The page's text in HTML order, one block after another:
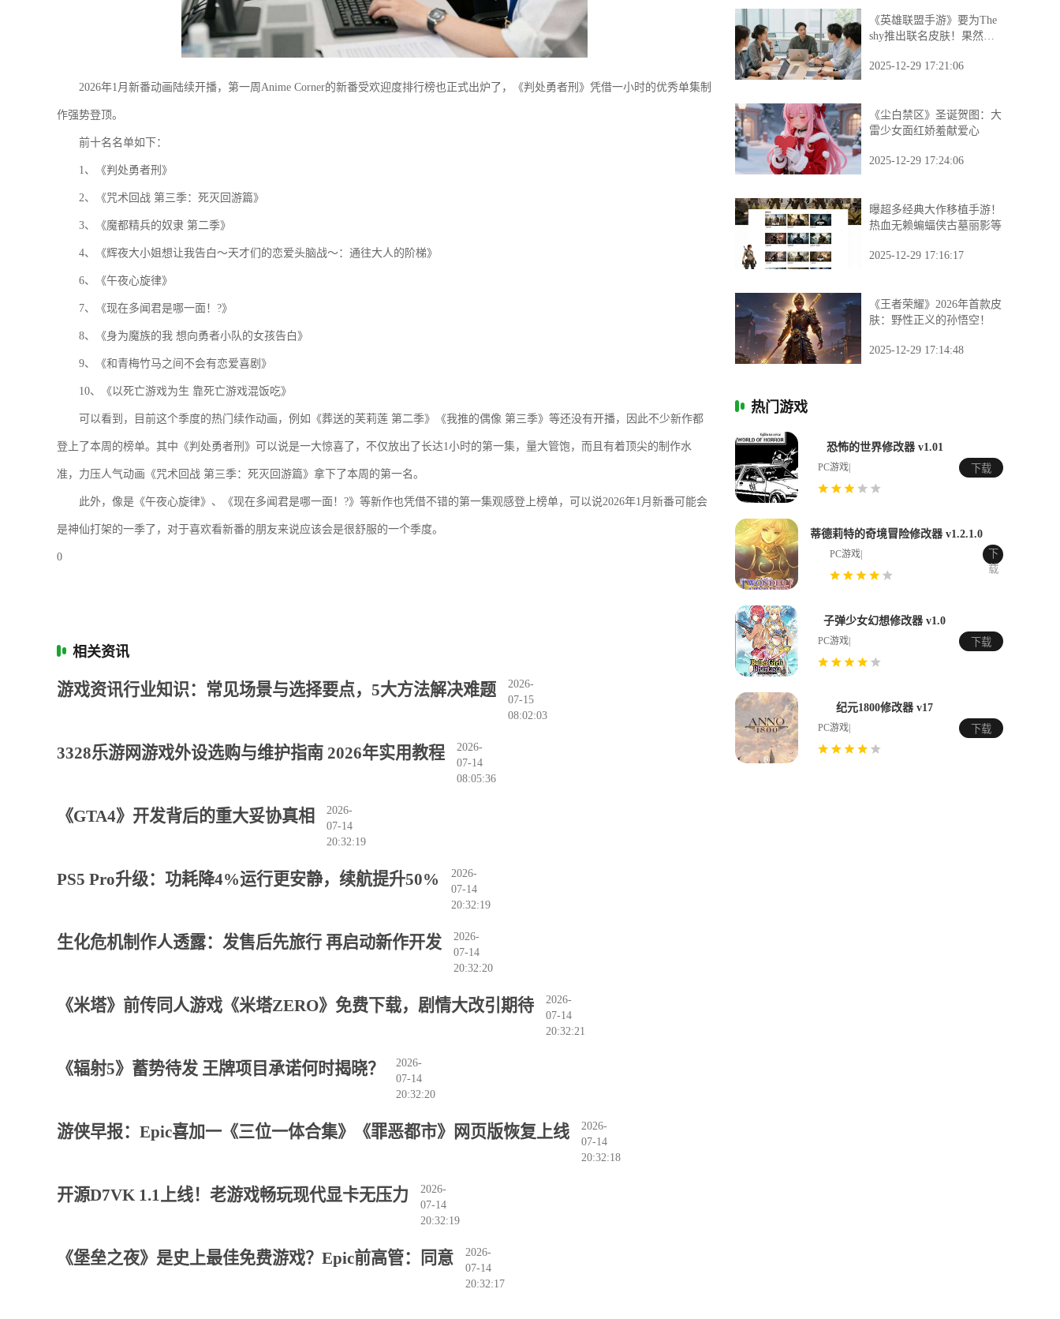
2026年1月新番动画陆续开播，第一周Anime Corner的新番受欢迎度排行榜也正式出炉了，《判处勇者刑》凭借一小时的优秀单集制
作强势登顶。
前十名名单如下：
1、《判处勇者刑》
2、《咒术回战 第三季：死灭回游篇》
3、《魔都精兵的奴隶 第二季》
4、《辉夜大小姐想让我告白～天才们的恋爱头脑战～：通往大人的阶梯》
6、《午夜心旋律》
7、《现在多闻君是哪一面！?》
8、《身为魔族的我 想向勇者小队的女孩告白》
9、《和青梅竹马之间不会有恋爱喜剧》
10、《以死亡游戏为生 靠死亡游戏混饭吃》
可以看到，目前这个季度的热门续作动画，例如《葬送的芙莉莲 第二季》《我推的偶像 第三季》等还没有开播，因此不少新作都
登上了本周的榜单。其中《判处勇者刑》可以说是一大惊喜了，不仅放出了长达1小时的第一集，量大管饱，而且有着顶尖的制作水
准，力压人气动画《咒术回战 第三季：死灭回游篇》拿下了本周的第一名。
此外，像是《午夜心旋律》、《现在多闻君是哪一面！?》等新作也凭借不错的第一集观感登上榜单，可以说2026年1月新番可能会
是神仙打架的一季了，对于喜欢看新番的朋友来说应该会是很舒服的一个季度。
0
相关资讯
游戏资讯行业知识：常见场景与选择要点，5大方法解决难题
2026-
07-15
08:02:03
3328乐游网游戏外设选购与维护指南 2026年实用教程
2026-
07-14
08:05:36
《GTA4》开发背后的重大妥协真相
2026-
07-14
20:32:19
PS5 Pro升级：功耗降4%运行更安静，续航提升50%
2026-
07-14
20:32:19
生化危机制作人透露：发售后先旅行 再启动新作开发
2026-
07-14
20:32:20
《米塔》前传同人游戏《米塔ZERO》免费下载，剧情大改引期待
2026-
07-14
20:32:21
《辐射5》蓄势待发 王牌项目承诺何时揭晓？
2026-
07-14
20:32:20
游侠早报：Epic喜加一《三位一体合集》《罪恶都市》网页版恢复上线
2026-
07-14
20:32:18
开源D7VK 1.1上线！老游戏畅玩现代显卡无压力
2026-
07-14
20:32:19
《堡垒之夜》是史上最佳免费游戏？Epic前高管：同意
2026-
07-14
20:32:17
《英雄联盟手游》要为The
shy推出联名皮肤！果然要
2025-12-29 17:21:06
《尘白禁区》圣诞贺图：大
雷少女面红娇羞献爱心
2025-12-29 17:24:06
曝超多经典大作移植手游！
热血无赖蝙蝠侠古墓丽影等
2025-12-29 17:16:17
《王者荣耀》2026年首款皮
肤：野性正义的孙悟空！
2025-12-29 17:14:48
热门游戏
恐怖的世界修改器 v1.01
PC游戏| 下载
蒂德莉特的奇境冒险修改器 v1.2.1.0
PC游戏|
下
载
子弹少女幻想修改器 v1.0
PC游戏| 下载
纪元1800修改器 v17
PC游戏| 下载